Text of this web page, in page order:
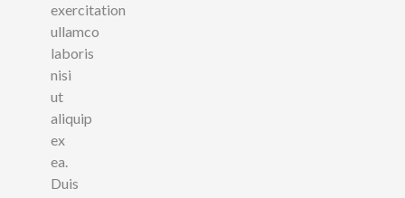
exercitation
ullamco
laboris
nisi
ut
aliquip
ex
ea.
Duis